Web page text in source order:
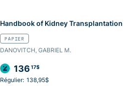
Handbook of Kidney Transplantation
PAPIER
DANOVITCH, GABRIEL M.
136 17$
Régulier: 138,95$